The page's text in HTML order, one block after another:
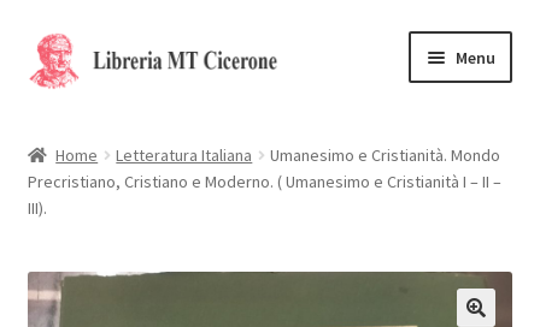
Vai
alla
Vai
al
Menu
Libri rari
Contattaci
Home Letteratura Italiana
Umanesimo e Cristianità. Mondo
Precristiano, Cristiano e Moderno. ( Umanesimo e Cristianità I – II –
III).